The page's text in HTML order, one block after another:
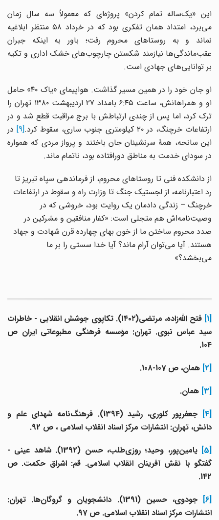
این «یک‌ساله تمام کردن» پروژه‌ای که معمولاً سه سال زمان
می‌برد، امتداد همان تفکری بود که در خرداد ۵۸ منتظر ابلاغیه
نماند و به روستاهای محروم رفت؛ باور به اینکه جبران
عقب‌ماندگی‌ها نیازمند شکستن چارچوب‌های خشک اداری و تکیه
بر توانایی‌های جهادی است.
او جان خود را در همین مسیر گذاشت. هواپیمای «یاک ۴۰» حامل
او و همراهانش، ساعت ۶:۴۵ بامداد ۲۷ اردیبهشت ۱۳۸۰ تهران را
ترک کرد، اما پس از چندی ارتباطش با برج مراقبت قطع شد و در
ارتفاعات خرچنگ، در ۲۰ کیلومتری جنوب ساری، سقوط کرد.
[9] در
این سانحه، همهٔ سرنشینان جان باختند و پرواز مردی که همواره
در سودای خدمت به مناطق دورافتاده بود، ناتمام ماند.
از دانشکده فنی تا روستاهای محروم، از فرماندهی سپاه تبریز تا
رد اعتبارنامه، از لجستیک جنگ تا وزارت راه و سقوط در ارتفاعات
خرچنگ – زندگی دادمان یک روایت بود، خروشی که در
وصیت‌نامه‌اش هم متجلی است: «کفار منافقین و مشرکین در
صدد محروم ساختن ما از خون بهای چهارده قرن شهادت و جهاد
هستند. آیا می‌توان آرام ماند؟ آیا خدا سستی را بر ما
می‌بخشد؟»
فتح الله‌زاده، مرتضی(۱۴۰۲). تکاپوی جوشش انقلابی - خاطرات
سید عباس نبوی. تهران: مؤسسه فرهنگی مطبوعاتی ایران ص
104.
[2]همان، ص 107-108.
[3]همان.
[4]
جعفرپور کلوری، رشید (1394). فرهنگ‌نامه شهدای علم و
دانش، تهران: انتشارات مرکز اسناد انقلاب اسلامی ، ص 92.
[5]
یامین‌پور، وحید؛ روزی‌طلب، حسن (1392). شاهد عینی -
گفتگو با نقش آفرینان انقلاب اسلامی. قم: اشراق حکمت. ص
142.
جودوی، حسین (1391). دانشجویان و گروگان‌ها. تهران:
انتشارات مرکز اسناد انقلاب اسلامی. ص 97.